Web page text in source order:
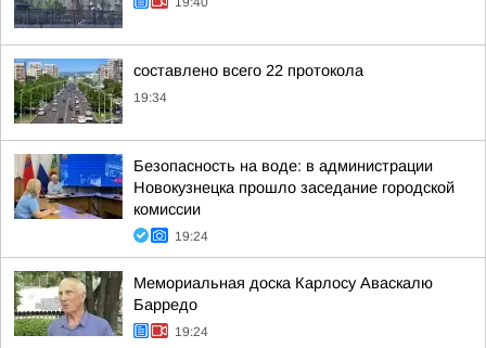
составлено всего 22 протокола
19:34
Безопасность на воде: в администрации
Новокузнецка прошло заседание городской
комиссии
19:24
Мемориальная доска Карлосу Аваскалю
Барредо
19:24